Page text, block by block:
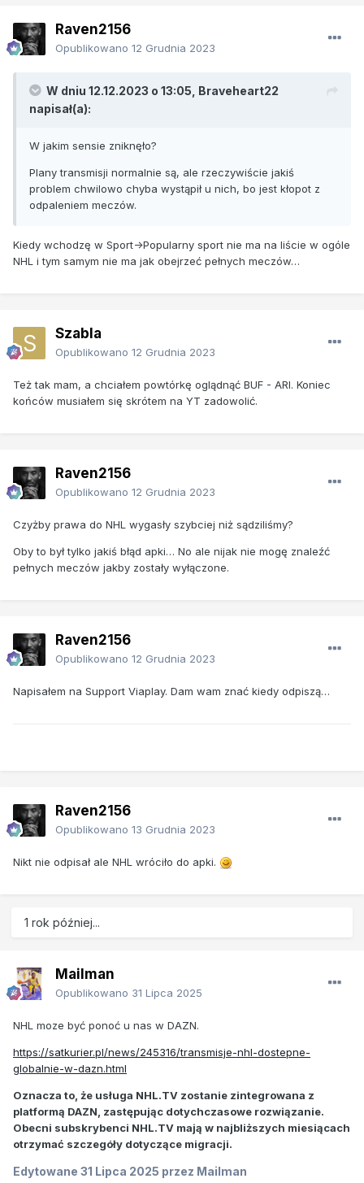
Raven2156
Opublikowano 12 Grudnia 2023
W dniu 12.12.2023 o 13:05, Braveheart22
napisał(a):
W jakim sensie zniknęło?
Plany transmisji normalnie są, ale rzeczywiście jakiś
problem chwilowo chyba wystąpił u nich, bo jest kłopot z
odpaleniem meczów.
Kiedy wchodzę w Sport->Popularny sport nie ma na liście w ogóle
NHL i tym samym nie ma jak obejrzeć pełnych meczów…
Szabla
Opublikowano 12 Grudnia 2023
Też tak mam, a chciałem powtórkę oglądnąć BUF - ARI. Koniec
końców musiałem się skrótem na YT zadowolić.
Raven2156
Opublikowano 12 Grudnia 2023
Czyżby prawa do NHL wygasły szybciej niż sądziliśmy?
Oby to był tylko jakiś błąd apki… No ale nijak nie mogę znaleźć
pełnych meczów jakby zostały wyłączone.
Raven2156
Opublikowano 12 Grudnia 2023
Napisałem na Support Viaplay. Dam wam znać kiedy odpiszą…
Raven2156
Opublikowano 13 Grudnia 2023
Nikt nie odpisał ale NHL wróciło do apki.
1 rok później...
Mailman
Opublikowano 31 Lipca 2025
NHL moze być ponoć u nas w DAZN.
https://satkurier.pl/news/245316/transmisje-nhl-dostepne-
globalnie-w-dazn.html
Oznacza to, że usługa NHL.TV zostanie zintegrowana z
platformą DAZN, zastępując dotychczasowe rozwiązanie.
Obecni subskrybenci NHL.TV mają w najbliższych miesiącach
otrzymać szczegóły dotyczące migracji.
Edytowane 31 Lipca 2025 przez Mailman